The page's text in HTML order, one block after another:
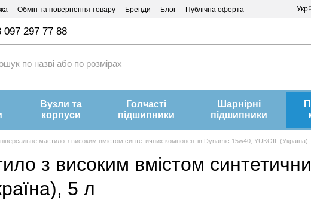
Обмін та повернення товару Бренди Блог Публічна оферта Укр
097 297 77 88
Вузли та
корпуси
Голчасті
підшипники
Шарнірні
підшипники
мастило з високим вмістом синтетичних компонентів Dynamic 15w40, YUKOIL
з високим вмістом
5 л